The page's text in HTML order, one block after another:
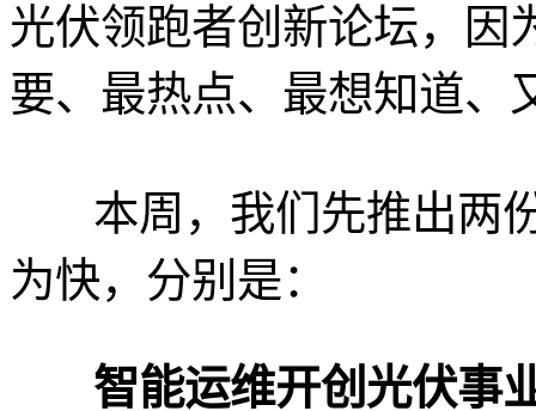
光伏领跑者创新论坛，因
要、最热点、最想知道、
本周，我们先推出两份
为快，分别是：
智能运维开创光伏事